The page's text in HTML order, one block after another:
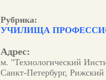
Рубрика:
УЧИЛИЩА
Адрес:
м. "Технологический
Санкт-Петербург,